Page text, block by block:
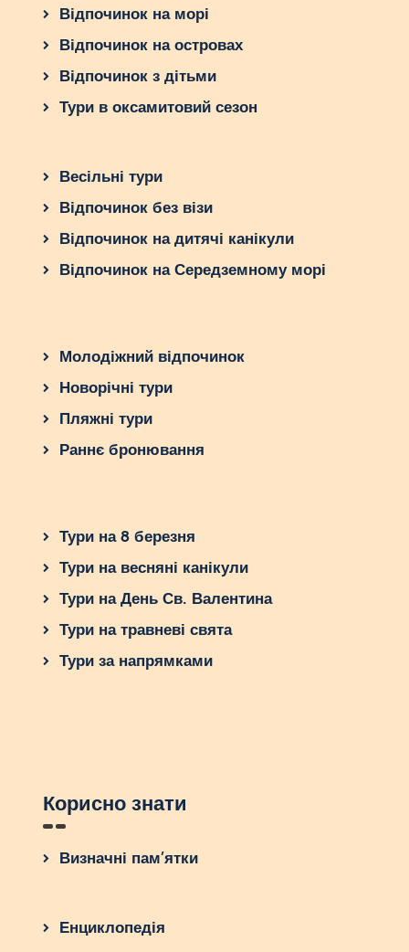
Відпочинок на морі
Відпочинок на островах
Відпочинок з дітьми
Тури в оксамитовий сезон
Весільні тури
Відпочинок без візи
Відпочинок на дитячі канікули
Відпочинок на Середземному морі
Молодіжний відпочинок
Новорічні тури
Пляжні тури
Раннє бронювання
Тури на 8 березня
Тури на весняні канікули
Тури на День Св. Валентина
Тури на травневі свята
Тури за напрямками
Корисно знати
Визначні пам’ятки
Енциклопедія